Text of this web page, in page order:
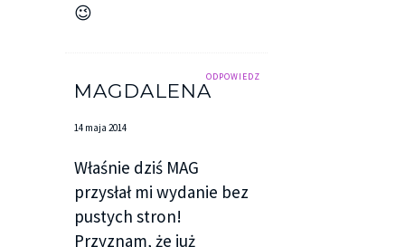
😉
ODPOWIEDZ
MAGDALENA
14 maja 2014
Właśnie dziś MAG
przysłał mi wydanie bez
pustych stron!
Przyznam, że już